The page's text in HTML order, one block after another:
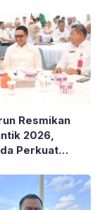
Resmikan
2026,
Perkuat